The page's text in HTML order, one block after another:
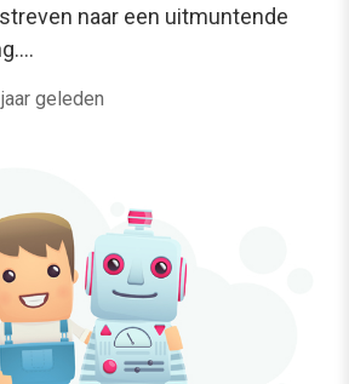
naar een uitmuntende
geleden